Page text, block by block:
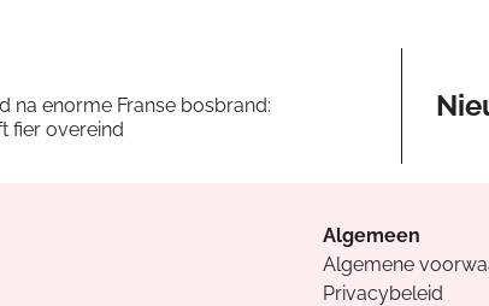
na enorme Franse bosbrand:
fier overeind
Algemeen
Algemene
Privacybeleid